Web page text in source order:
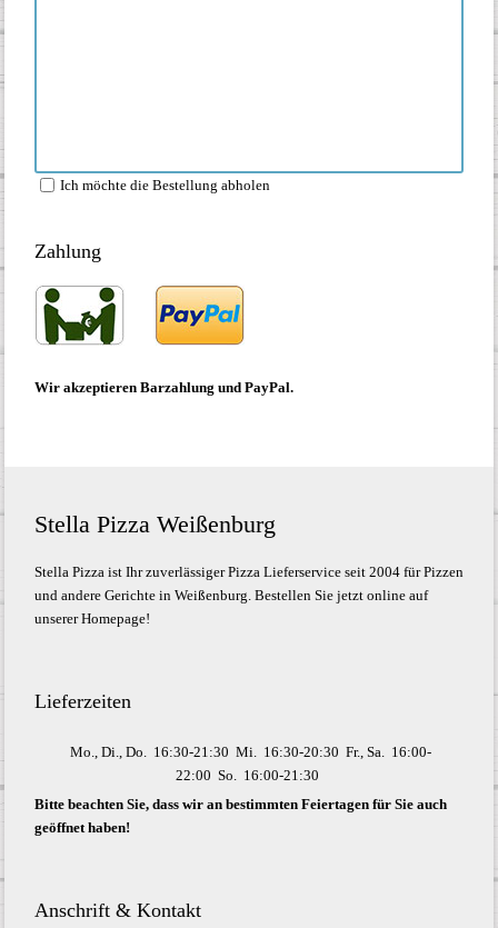
Ich möchte die Bestellung abholen
Zahlung
Wir akzeptieren Barzahlung und PayPal.
Stella Pizza Weißenburg
Stella Pizza ist Ihr zuverlässiger Pizza Lieferservice seit 2004 für Pizzen
und andere Gerichte in Weißenburg. Bestellen Sie jetzt online auf
unserer Homepage!
Lieferzeiten
Mo., Di., Do. 16:30-21:30 Mi. 16:30-20:30 Fr., Sa.
16:00-
22:00 So.
16:00-21:30
Bitte beachten Sie, dass wir an bestimmten Feiertagen für Sie auch
geöffnet haben!
Anschrift & Kontakt